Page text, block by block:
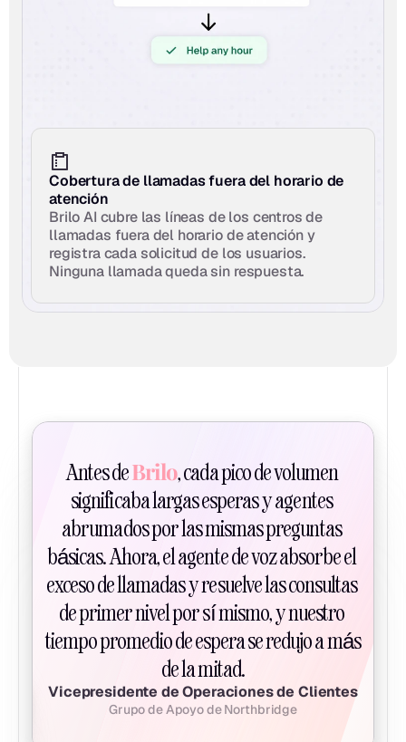
Cobertura de llamadas fuera del horario de
atención
Brilo AI cubre las líneas de los centros de
llamadas fuera del horario de atención y
registra cada solicitud de los usuarios.
Ninguna llamada queda sin respuesta.
Antes de Brilo, cada pico de volumen
significaba largas esperas y agentes
abrumados por las mismas preguntas
básicas. Ahora, el agente de voz absorbe el
exceso de llamadas y resuelve las consultas
de primer nivel por sí mismo, y nuestro
tiempo promedio de espera se redujo a más
de la mitad.
Vicepresidente de Operaciones de Clientes
Grupo de Apoyo de Northbridge